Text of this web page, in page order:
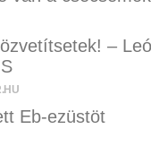
– Leó
Eb-ezüstöt